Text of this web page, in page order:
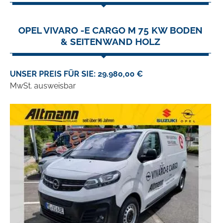
OPEL VIVARO -E CARGO M 75 KW BODEN
& SEITENWAND HOLZ
UNSER PREIS FÜR SIE: 29.980,00 €
MwSt. ausweisbar